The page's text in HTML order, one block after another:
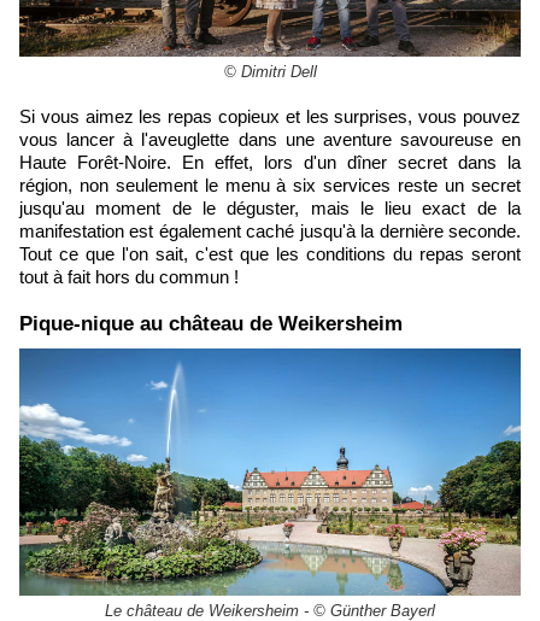
© Dimitri Dell
Si vous aimez les repas copieux et les surprises, vous pouvez
vous lancer à l'aveuglette dans une aventure savoureuse en
Haute Forêt-Noire. En effet, lors d'un dîner secret dans la
région, non seulement le menu à six services reste un secret
jusqu'au moment de le déguster, mais le lieu exact de la
manifestation est également caché jusqu'à la dernière seconde.
Tout ce que l'on sait, c'est que les conditions du repas seront
tout à fait hors du commun !
​Pique-nique au château de Weikersheim
Le château de Weikersheim - © Günther Bayerl